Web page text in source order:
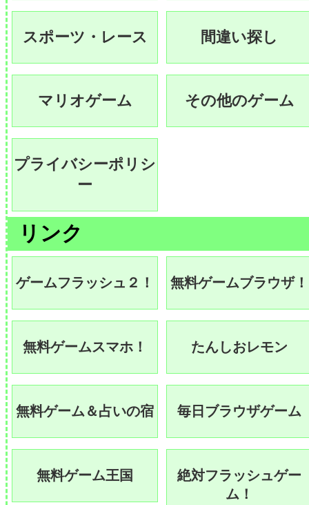
スポーツ・レース 間違い探し
マリオゲーム その他のゲーム
プライバシーポリシ
ー
リンク
ゲームフラッシュ２！ 無料ゲームブラウザ！
無料ゲームスマホ！ たんしおレモン
無料ゲーム＆占いの宿 毎日ブラウザゲーム
無料ゲーム王国
絶対フラッシュゲー
ム！